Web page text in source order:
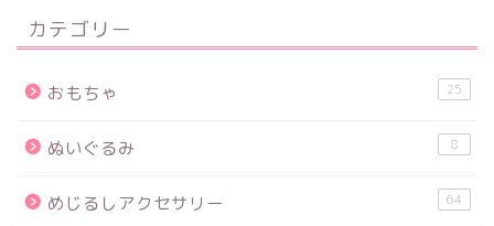
カテゴリー
おもちゃ 25
ぬいぐるみ 8
めじるしアクセサリー 64